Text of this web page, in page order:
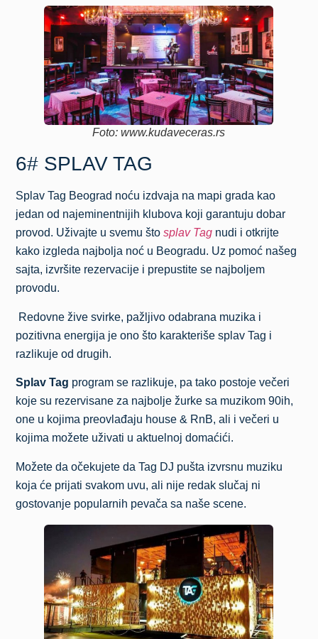
Foto: www.kudaveceras.rs
6# SPLAV TAG
Splav Tag Beograd noću izdvaja na mapi grada kao
jedan od najeminentnijih klubova koji garantuju dobar
provod. Uživajte u svemu štosplav Tag nudi i otkrijte
kako izgleda najbolja noć u Beogradu. Uz pomoć našeg
sajta, izvršite rezervacije i prepustite se najboljem
provodu.
Redovne žive svirke, pažljivo odabrana muzika i
pozitivna energija je ono što karakteriše splav Tag i
razlikuje od drugih.
Splav Tag program se razlikuje, pa tako postoje večeri
koje su rezervisane za najbolje žurke sa muzikom 90ih,
one u kojima preovlađaju house & RnB, ali i večeri u
kojima možete uživati u aktuelnoj domaćići.
Možete da očekujete da Tag DJ pušta izvrsnu muziku
koja će prijati svakom uvu, ali nije redak slučaj ni
gostovanje popularnih pevača sa naše scene.